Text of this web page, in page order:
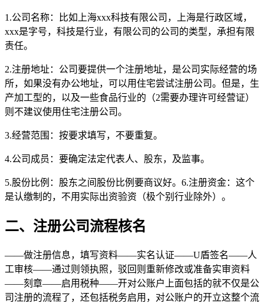
1.公司名称：比如上海xxx科技有限公司，上海是行政区域，
xxx是字号，科技是行业，有限公司的公司的类型，承担有限
责任。
2.注册地址：公司要提供一个注册地址，是公司实际经营的场
所，如果没有办公地址，可以用住宅尝试注册公司。但是，生
产加工型的，以及一些食品行业的（2需要办理许可经营证）
则不建议使用住宅注册公司。
3.经营范围：按要求填写，不要重复。
4.公司成员：要确定法定代表人、股东，及监事。
5.股份比例：股东之间股份比例要商议好。6.注册资金：这个
是认缴制的，不用实际出资验资（极个别行业除外）。
二、注册公司流程核名
——做注册信息，填写资料——实名认证——U盾签名——人
工审核——通过则领执照，驳回则重新修改或准备实审资料
——刻章——启用税种——开对公账户上面包括的就不仅是公
司注册的流程了，还包括税务启用，对公账户的开立这整个流